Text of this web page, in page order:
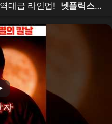
역대급 라인업! 넷플릭스
일 공개 # 동궁 # 넷플릭
윤서 # 조승우